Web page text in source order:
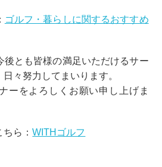
ゴルフ・暮らしに関するおすすめ
後とも皆様の満足いただけるサー
々努力してまいります。
ー をよろしくお願い申し上げま
ちら：WITHゴルフ